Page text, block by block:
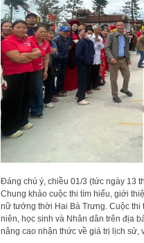
Đáng chú ý, chiều 01/3 (tức ngày 13
Chung khảo cuộc thi tìm hiểu, giới
nữ tướng thời Hai Bà Trưng. Cuộc thi
niên, học sinh và Nhân dân trên địa
nâng cao nhận thức về giá trị lịch sử,